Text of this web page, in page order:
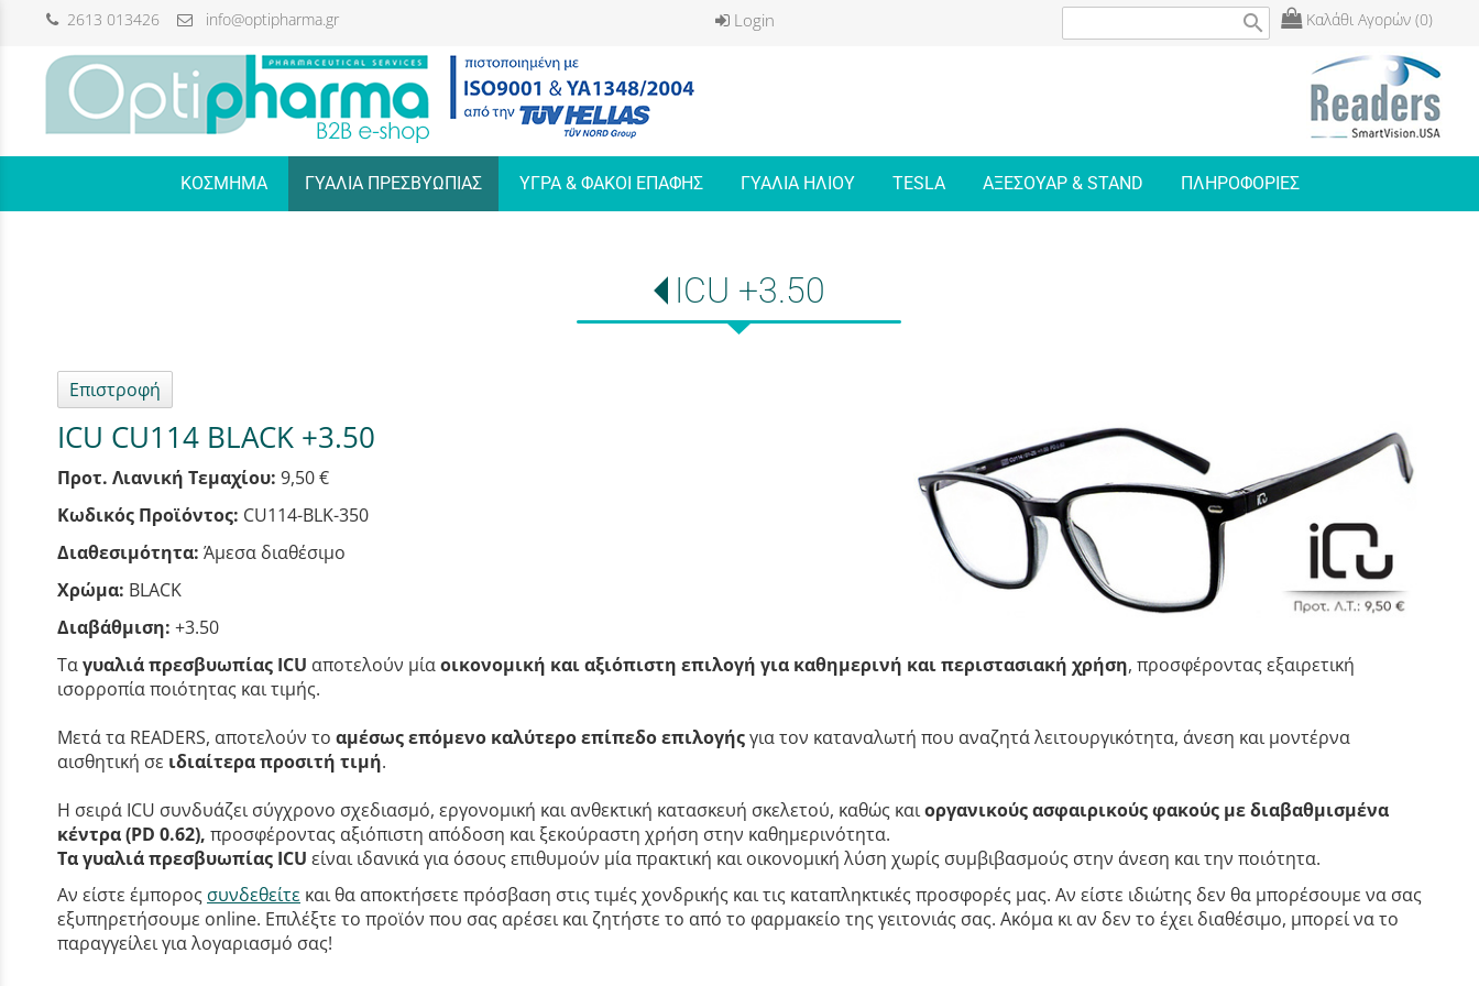
2613 013426 info@optipharma.gr Login Καλάθι Αγορών (0)
search
ΚΟΣΜΗΜΑ ΓΥΑΛΙΑ ΠΡΕΣΒΥΩΠΙΑΣ ΥΓΡΑ & ΦΑΚΟΙ ΕΠΑΦΗΣ ΓΥΑΛΙΑ ΗΛΙΟΥ TESLA ΑΞΕΣΟΥΑΡ & STAND ΠΛΗΡΟΦΟΡΙΕΣ
ICU +3.50
Επιστροφή
ICU CU114 BLACK +3.50
Προτ. Λιανική Τεμαχίου: 9,50 €
Κωδικός Προϊόντος: CU114-BLK-350
Διαθεσιμότητα: Άμεσα διαθέσιμο
Χρώμα: BLACK
Διαβάθμιση: +3.50
Ταγυαλιά πρεσβυωπίας ICU αποτελούν μίαοικονομική και αξιόπιστη επιλογή για καθημερινή και περιστασιακή χρήση, προσφέροντας εξαιρετική
ισορροπία ποιότητας και τιμής.
Μετά τα READERS, αποτελούν το αμέσως επόμενο καλύτερο επίπεδο επιλογήςγια τον καταναλωτή που αναζητά λειτουργικότητα, άνεση και μοντέρνα
αισθητική σε ιδιαίτερα προσιτή τιμή.
Η σειρά ICU συνδυάζει σύγχρονο σχεδιασμό, εργονομική και ανθεκτική κατασκευή σκελετού, καθώς καιοργανικούς ασφαιρικούς φακούς με διαβαθμισμένα
κέντρα (PD 0.62), προσφέροντας αξιόπιστη απόδοση και ξεκούραστη χρήση στην καθημερινότητα.
Τα γυαλιά πρεσβυωπίας ICU είναι ιδανικά για όσους επιθυμούν μία πρακτική και οικονομική λύση χωρίς συμβιβασμούς στην άνεση και την ποιότητα.
Αν είστε έμπορος συνδεθείτε και θα αποκτήσετε πρόσβαση στις τιμές χονδρικής και τις καταπληκτικές προσφορές μας. Αν είστε ιδιώτης δεν θα μπορέσουμε να σας
εξυπηρετήσουμε online. Επιλέξτε το προϊόν που σας αρέσει και ζητήστε το από το φαρμακείο της γειτονιάς σας. Ακόμα κι αν δεν το έχει διαθέσιμο, μπορεί να το
παραγγείλει για λογαριασμό σας!